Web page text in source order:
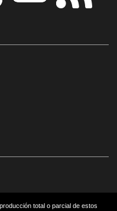
total o parcial de estos